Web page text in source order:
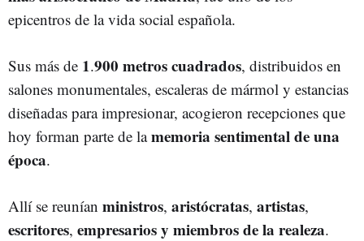
epicentros de la vida social española.
Sus más de 1.900 metros cuadrados, distribuidos en
salones monumentales, escaleras de mármol y estancias
diseñadas para impresionar, acogieron recepciones que
hoy forman parte de lamemoria sentimental de una
época.
Allí se reunían ministros, aristócratas, artistas,
escritores, empresarios y miembros de la realeza.